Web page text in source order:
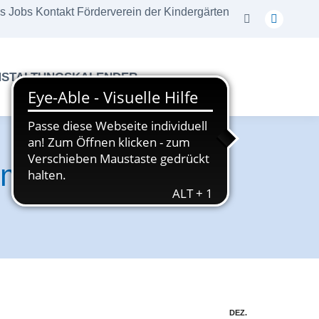
Jobs Kontakt Förderverein der Kindergärten
Search:
window
Tagestreff!
DEZ.